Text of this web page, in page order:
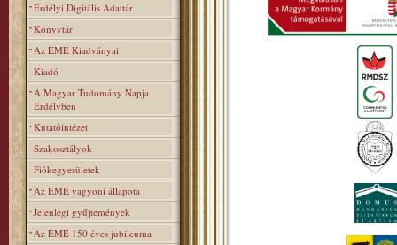
Erdélyi Digitális Adattár
Könyvtár
Az EME Kiadványai
Kiadó
A Magyar Tudomány Napja
Erdélyben
Kutatóintézet
Szakosztályok
Fiókegyesületek
Az EME vagyoni állapota
Jelenlegi gyűjtemények
Az EME 150 éves jubileuma